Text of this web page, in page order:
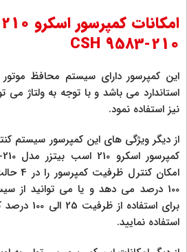
CSH 9583-210
نیز استفاده نمود.
از دیگر ویژگی های این کمپرسور سیستم
100 درصد می دهد و یا می توانید از
برای
استفاده نمایید.